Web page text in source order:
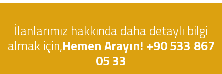
İlanlarımız hakkında daha detaylı bilgi
almak için,Hemen Arayın! +90 533 867
05 33